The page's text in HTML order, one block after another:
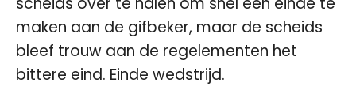
maken aan de gifbeker, maar de scheids
bleef trouw aan de regelementen het
bittere eind. Einde wedstrijd.